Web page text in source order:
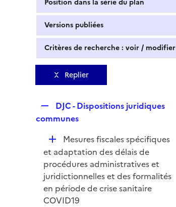
Position dans la série du plan
Versions publiées
Critères de recherche : voir / modifier
Replier
e
l
i
e
r
DJC - Dispositions juridiques
communes
D
é
p
l
i
e
Mesures fiscales spécifiques
et adaptation des délais de
procédures administratives et
juridictionnelles et des formalités
en période de crise sanitaire
COVID19